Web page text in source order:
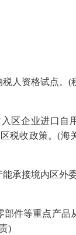
人资格试点。(
区企业进口自
税收政策。(海
承接境内区外
部件等重点产品
)